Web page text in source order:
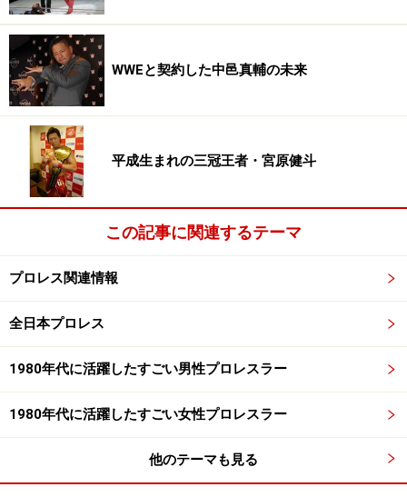
WWEと契約した中邑真輔の未来
平成生まれの三冠王者・宮原健斗
この記事に関連するテーマ
プロレス関連情報
全日本プロレス
1980年代に活躍したすごい男性プロレスラー
1980年代に活躍したすごい女性プロレスラー
他のテーマも見る